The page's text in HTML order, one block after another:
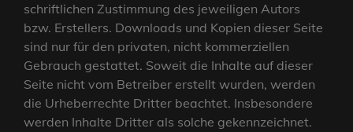
schriftlichen Zustimmung des jeweiligen Autors
bzw. Erstellers. Downloads und Kopien dieser Seite
sind nur für den privaten, nicht kommerziellen
Gebrauch gestattet. Soweit die Inhalte auf dieser
Seite nicht vom Betreiber erstellt wurden, werden
die Urheberrechte Dritter beachtet. Insbesondere
werden Inhalte Dritter als solche gekennzeichnet.